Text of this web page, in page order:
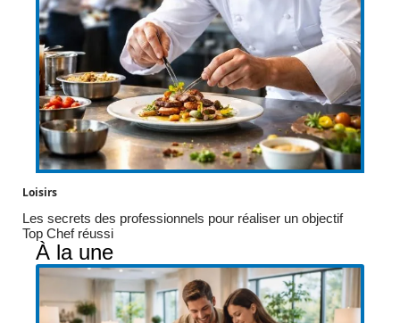
Loisirs
Les secrets des professionnels pour réaliser un objectif
Top Chef réussi
À la une